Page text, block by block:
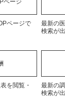
ページ
ページで
最新の
検索が
を閲覧・
最新の
検索が